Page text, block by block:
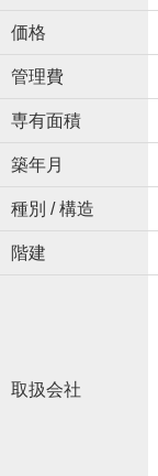
価格
管理費
専有面積
築年月
種別 / 構造
階建
取扱会社